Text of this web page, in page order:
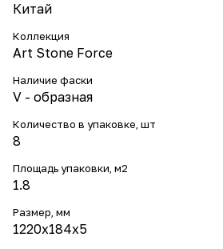
Китай
Коллекция
Art Stone Force
Наличие фаски
V - образная
Количество в упаковке, шт
8
Площадь упаковки, м2
1.8
Размер, мм
1220х184х5